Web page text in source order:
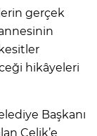
gerçek
hikâyeleri
Başkanı
Çelik’e